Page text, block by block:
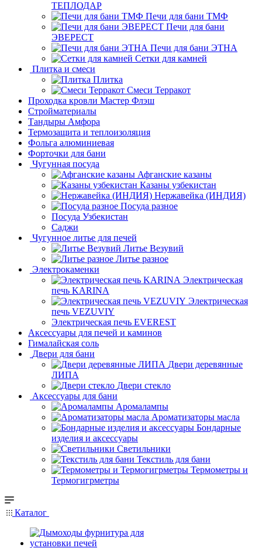
ТЕПЛОДАР
Печи для бани ТМФ
Печи для бани
ЭВЕРЕСТ
Печи для бани ЭТНА
Сетки для камней
Плитка и смеси
Плитка
Смеси Терракот
Проходка кровли Мастер Флэш
Стройматериалы
Тандыры Амфора
Термозащита и теплоизоляция
Фольга алюминиевая
Форточки для бани
Чугунная посуда
Афганские казаны
Казаны узбекистан
Нержавейка (ИНДИЯ)
Посуда разное
Посуда Узбекистан
Саджи
Чугунное литье для печей
Литье Везувий
Литье разное
Электрокаменки
Электрическая
печь KARINA
Электрическая
печь VEZUVIY
Электрическая печь EVEREST
Аксессуары для печей и каминов
Гималайская соль
Двери для бани
Двери деревянные
ЛИПА
Двери стекло
Аксессуары для бани
Аромалампы
Ароматизаторы масла
Бондарные
изделия и аксессуары
Светильники
Текстиль для бани
Термометры и
Термогигрметры
Каталог